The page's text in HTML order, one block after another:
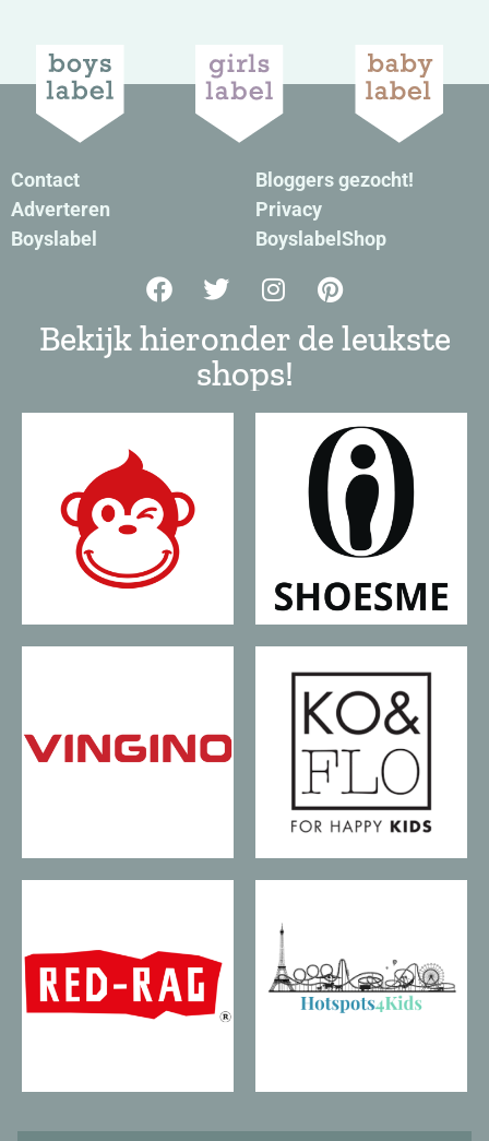
Contact
Adverteren
Boyslabel
Bloggers gezocht!
Privacy
BoyslabelShop
Bekijk hieronder de leukste
shops!